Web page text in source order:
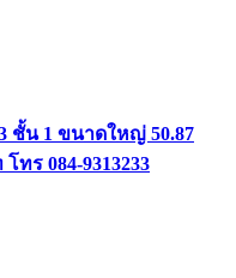
ชั้น 1 ขนาดใหญ่ 50.87
ทร 084-9313233